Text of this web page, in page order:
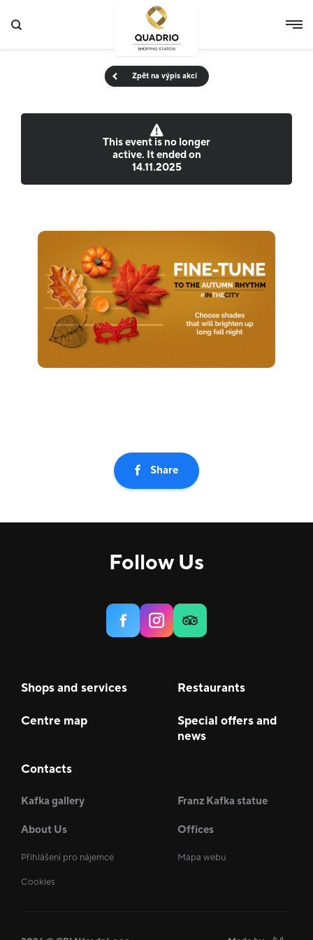
Zpět na výpis akcí
This event is no longer
active. It ended on
14.11.2025
Share
Follow Us
Shops and services Restaurants
Centre map
Special offers and
news
Contacts
Kafka gallery Franz Kafka statue
About Us Offices
Přihlášení pro nájemce Mapa webu
Cookies